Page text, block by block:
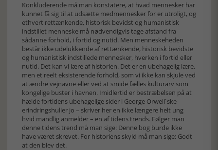
Konkluderende må man konstatere, at hvad mennesker har
kunnet få sig til at udsætte medmennesker for er utroligt, og
ethvert rettænkende, historisk bevidst og humanistisk
indstillet menneske må nødvendigvis tage afstand fra
sådanne forhold, i fortid og nutid. Men menneskeheden
består ikke udelukkende af rettænkende, historisk bevidste
og humanistisk indstillede mennesker, hverken i fortid eller
nutid. Det kan vi lære af historien. Det er en ubehagelig lære,
men et reelt eksisterende forhold, som vi ikke kan skjule ved
at ændre vejnavne eller ved at smide fælles kulturarv som
kongelige buster i havnen. Imidlertid er bestræbelsen på at
hælde fortidens ubehagelige sider i George Orwell´ske
erindringshuller jo – skriver her en ikke længere helt ung
hvid mandlig anmelder – en af tidens trends. Følger man
denne tidens trend må man sige: Denne bog burde ikke
have været skrevet. For historiens skyld må man sige: Godt
at den blev det.